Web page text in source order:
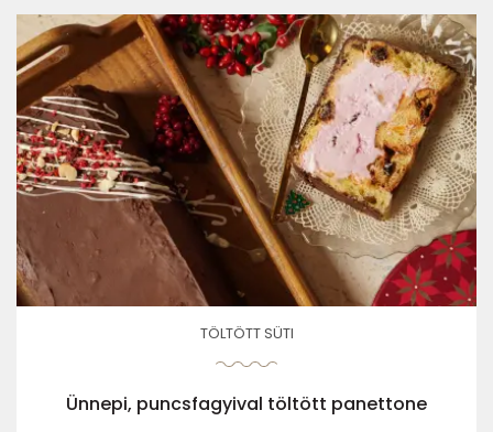
TÖLTÖTT SÜTI
Ünnepi, puncsfagyival töltött panettone